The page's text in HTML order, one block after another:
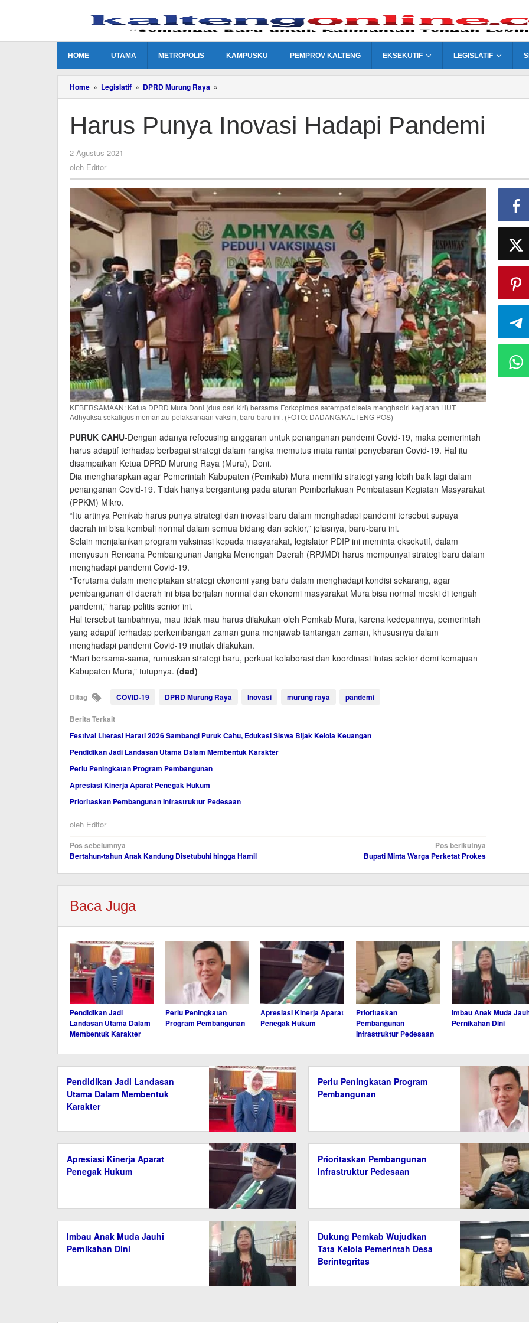
HOME UTAMA METROPOLIS KAMPUSKU PEMPROV KALTENG EKSEKUTIF LEGISLATIF
Home » Legislatif » DPRD Murung Raya »
Punya
Hadapi
Pandemi
Harus Punya Inovasi Hadapi Pandemi
2 Agustus 2021
oleh Editor
KEBERSAMAAN: Ketua DPRD Mura Doni (dua dari kiri) bersama Forkopimda setempat disela menghadiri kegiatan HUT
Adhyaksa sekaligus memantau pelaksanaan vaksin, baru-baru ini. (FOTO: DADANG/KALTENG POS)
PURUK CAHU-Dengan adanya refocusing anggaran untuk penanganan pandemi Covid-19, maka pemerintah
harus adaptif terhadap berbagai strategi dalam rangka memutus mata rantai penyebaran Covid-19. Hal itu
disampaikan Ketua DPRD Murung Raya (Mura), Doni.
Dia mengharapkan agar Pemerintah Kabupaten (Pemkab) Mura memiliki strategi yang lebih baik lagi dalam
penanganan Covid-19. Tidak hanya bergantung pada aturan Pemberlakuan Pembatasan Kegiatan Masyarakat
(PPKM) Mikro.
“Itu artinya Pemkab harus punya strategi dan inovasi baru dalam menghadapi pandemi tersebut supaya
daerah ini bisa kembali normal dalam semua bidang dan sektor,” jelasnya, baru-baru ini.
Selain menjalankan program vaksinasi kepada masyarakat, legislator PDIP ini meminta eksekutif, dalam
menyusun Rencana Pembangunan Jangka Menengah Daerah (RPJMD) harus mempunyai strategi baru dalam
menghadapi pandemi Covid-19.
“Terutama dalam menciptakan strategi ekonomi yang baru dalam menghadapi kondisi sekarang, agar
pembangunan di daerah ini bisa berjalan normal dan ekonomi masyarakat Mura bisa normal meski di tengah
pandemi,” harap politis senior ini.
Hal tersebut tambahnya, mau tidak mau harus dilakukan oleh Pemkab Mura, karena kedepannya, pemerintah
yang adaptif terhadap perkembangan zaman guna menjawab tantangan zaman, khususnya dalam
menghadapi pandemi Covid-19 mutlak dilakukan.
“Mari bersama-sama, rumuskan strategi baru, perkuat kolaborasi dan koordinasi lintas sektor demi kemajuan
Kabupaten Mura,” tutupnya. (dad)
Ditag COVID-19 DPRD Murung Raya Inovasi murung raya pandemi
Berita Terkait
Festival Literasi Harati 2026 Sambangi Puruk Cahu, Edukasi Siswa Bijak Kelola Keuangan
Pendidikan Jadi Landasan Utama Dalam Membentuk Karakter
Perlu Peningkatan Program Pembangunan
Apresiasi Kinerja Aparat Penegak Hukum
Prioritaskan Pembangunan Infrastruktur Pedesaan
oleh Editor
Navigasi
pos
Pos sebelumnya
Bertahun-tahun Anak Kandung Disetubuhi hingga Hamil
Pos berikutnya
Bupati Minta Warga Perketat Prokes
Baca Juga
Pendidikan Jadi
Landasan Utama Dalam
Membentuk Karakter
Perlu Peningkatan
Program Pembangunan
Apresiasi Kinerja Aparat
Penegak Hukum
Prioritaskan
Pembangunan
Infrastruktur Pedesaan
Imbau Anak Muda
Pernikahan Dini
Pendidikan Jadi Landasan
Utama Dalam Membentuk
Karakter
Perlu Peningkatan Program
Pembangunan
Apresiasi Kinerja Aparat
Penegak Hukum
Prioritaskan Pembangunan
Infrastruktur Pedesaan
Imbau Anak Muda Jauhi
Pernikahan Dini
Dukung Pemkab Wujudkan
Tata Kelola Pemerintah Desa
Berintegritas